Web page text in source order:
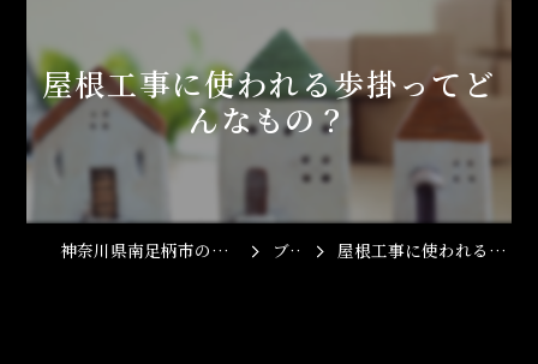
屋根工事に使われる歩掛ってど
んなもの？
神奈川県南足柄市の屋根工事なら杉山工業 ブログ 屋根工事に使われる歩掛ってどんなもの？